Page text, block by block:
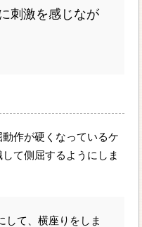
刺激を感じなが
作が硬くなっているケ
て側屈するようにしま
て、横座りをしま